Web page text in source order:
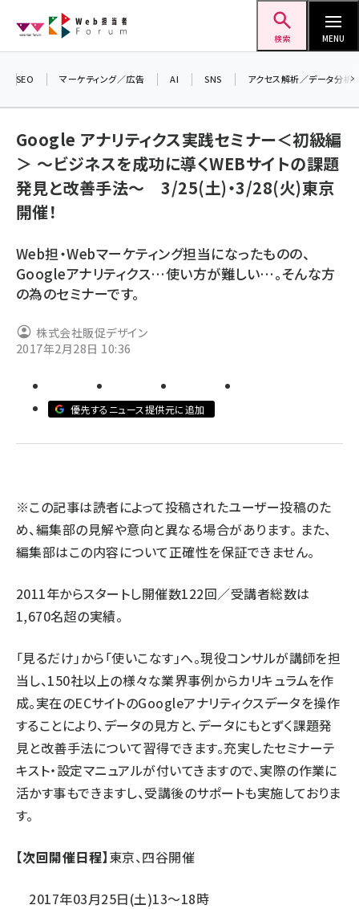
ン
検索 MENU
seo (3519)
note (2310)
セミナー (2301)
z世代 (1620)
meo (1274)
llmo (1160)
SEO マーケティング／広告 AI SNS アクセス解析／データ分析
Google アナリティクス実践セミナー＜初級編
＞ ～ビジネスを成功に導くWEBサイトの課題
発見と改善手法～ 3/25(土)・3/28(火)東京
開催！
Web担・Webマーケティング担当になったものの、
Googleアナリティクス…使い方が難しい…。そんな方
の為のセミナーです。
株式会社販促デザイン
2017年2月28日 10:36
優先するニュース提供元に追加
※この記事は読者によって投稿されたユーザー投稿のた
め、編集部の見解や意向と異なる場合があります。 また、
編集部はこの内容について正確性を保証できません。
2011年からスタートし開催数122回／受講者総数は
1,670名超の実績。
「見るだけ」から「使いこなす」へ。現役コンサルが講師を担
当し、150社以上の様々な業界事例からカリキュラムを作
成。実在のECサイトのGoogleアナリティクスデータを操作
することにより、データの見方と、データにもとずく課題発
見と改善手法について習得できます。充実したセミナーテ
キスト・設定マニュアルが付いてきますので、実際の作業に
活かす事もできますし、受講後のサポートも実施しておりま
す。
【次回開催日程】東京、四谷開催
2017年03月25日(土)13〜18時
差
▼